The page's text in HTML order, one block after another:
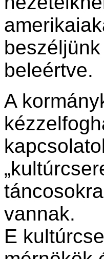
beleértve.
A
vannak.
E